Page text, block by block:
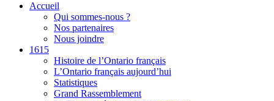
Accueil
Qui sommes-nous ?
Nos partenaires
Nous joindre
1615
Histoire de l’Ontario français
L’Ontario français aujourd’hui
Statistiques
Grand Rassemblement